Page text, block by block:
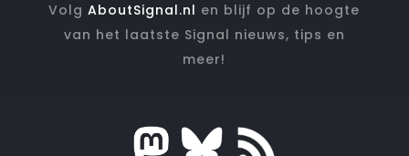
VolgAboutSignal.nl en blijf op de hoogte
van het laatste Signal nieuws, tips en
meer!